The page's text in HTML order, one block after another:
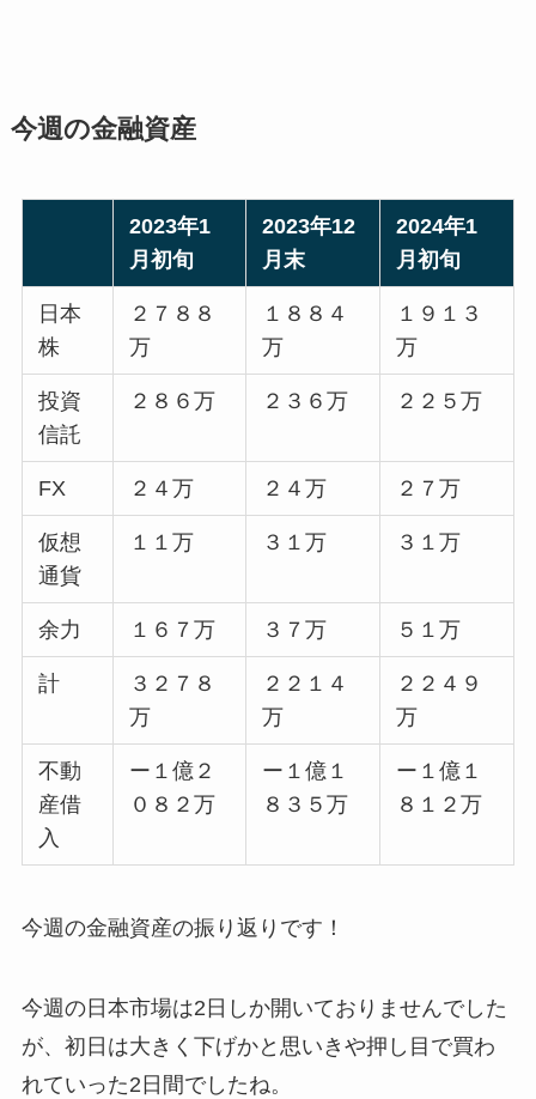
今週の金融資産
2023年1
月初旬
2023年12
月末
2024年1
月初旬
日本
株
２７８８
万
１８８４
万
１９１３
万
投資
信託
２８６万 ２３６万 ２２５万
FX ２４万 ２４万 ２７万
仮想
通貨
１１万 ３１万 ３１万
余力 １６７万 ３７万 ５１万
計
３２７８
万
２２１４
万
２２４９
万
不動
産借
入
ー１億２
０８２万
ー１億１
８３５万
ー１億１
８１２万
今週の金融資産の振り返りです！
今週の日本市場は2日しか開いておりませんでした
が、初日は大きく下げかと思いきや押し目で買わ
れていった2日間でしたね。